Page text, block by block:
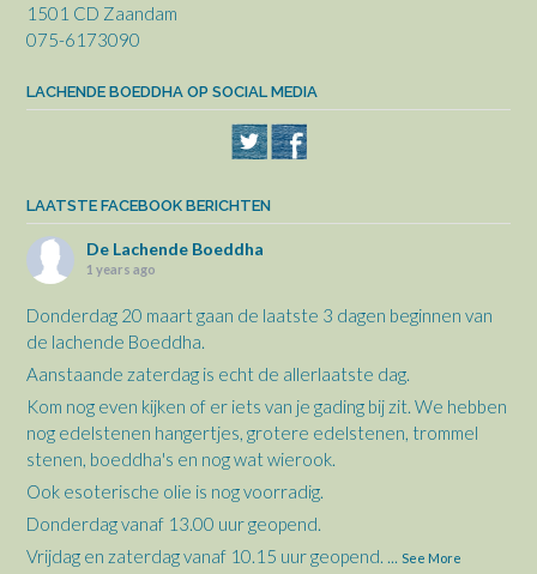
1501 CD Zaandam
075-6173090
LACHENDE BOEDDHA OP SOCIAL MEDIA
LAATSTE FACEBOOK BERICHTEN
De Lachende Boeddha
1 years ago
Donderdag 20 maart gaan de laatste 3 dagen beginnen van
de lachende Boeddha.
Aanstaande zaterdag is echt de allerlaatste dag.
Kom nog even kijken of er iets van je gading bij zit. We hebben
nog edelstenen hangertjes, grotere edelstenen, trommel
stenen, boeddha's en nog wat wierook.
Ook esoterische olie is nog voorradig.
Donderdag vanaf 13.00 uur geopend.
Vrijdag en zaterdag vanaf 10.15 uur geopend.
See More